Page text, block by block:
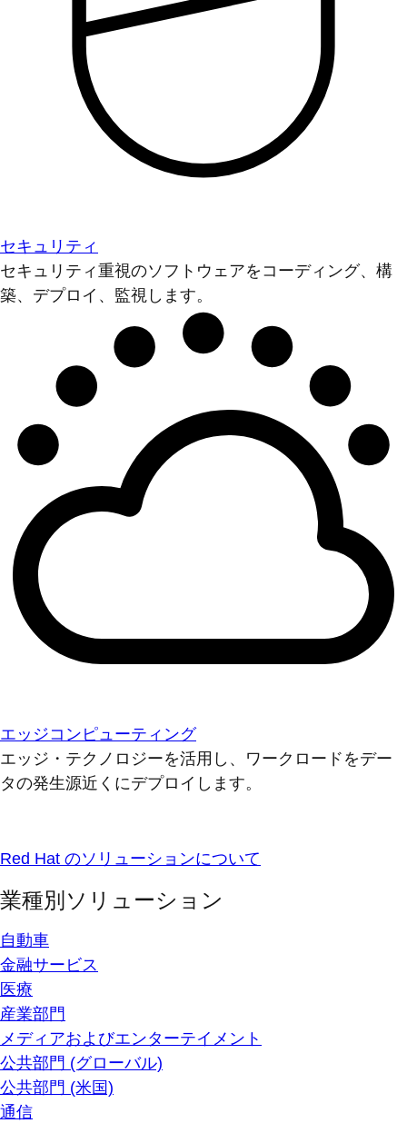
セキュリティ
セキュリティ重視のソフトウェアをコーディング、構
築、デプロイ、監視します。
エッジコンピューティング
エッジ・テクノロジーを活用し、ワークロードをデー
タの発生源近くにデプロイします。
Red Hat のソリューションについて
業種別ソリューション
自動車
金融サービス
医療
産業部門
メディアおよびエンターテイメント
公共部門 (グローバル)
公共部門 (米国)
通信